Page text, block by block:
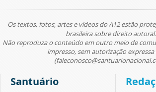
Os textos, fotos, artes e vídeos do A12 estão
brasileira sobre direito autoral.
Não reproduza o conteúdo em outro meio de
impresso, sem autorização expressa
Santuário